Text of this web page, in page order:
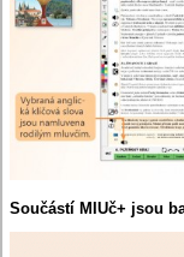
Součástí MIUč+ jsou